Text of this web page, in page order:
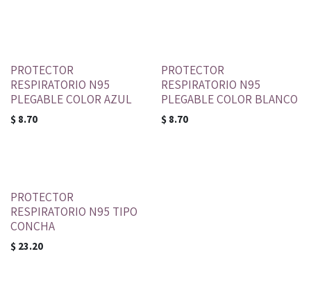
PROTECTOR
RESPIRATORIO N95
PLEGABLE COLOR AZUL
$ 8.70
PROTECTOR
RESPIRATORIO N95
PLEGABLE COLOR BLANCO
$ 8.70
PROTECTOR
RESPIRATORIO N95 TIPO
CONCHA
$ 23.20